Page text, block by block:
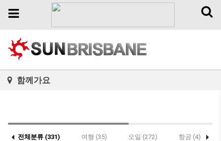
Toggle
Toggle
함께가요
전체분류 (331) 여행 (35) 오일 (272) 항공 (4)